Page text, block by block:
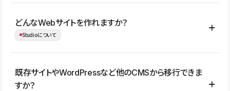
どんなWebサイトを作れますか？
Studioについて
コーポレートサイト、サービスサイト、LP、採用サイト、ブロ
グ・メディア、イベントサイト、店舗・商品紹介サイト、ポートフ
既存サイトやWordPressなど他のCMSから移行できま
すか？